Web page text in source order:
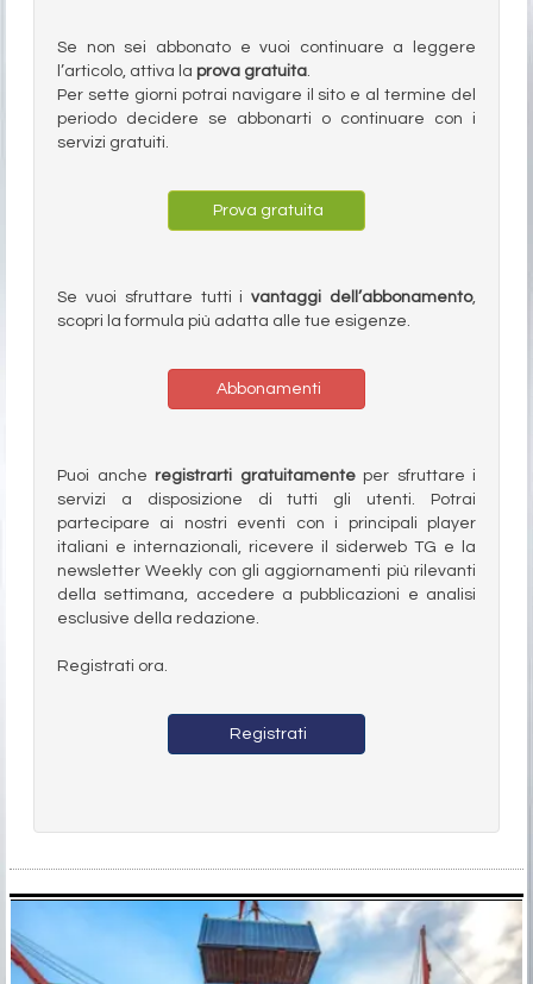
Se non sei abbonato e vuoi continuare a leggere
l’articolo, attiva la prova gratuita.
Per sette giorni potrai navigare il sito e al termine del
periodo decidere se abbonarti o continuare con i
servizi gratuiti.
Prova gratuita
Se vuoi sfruttare tutti ivantaggi dell’abbonamento,
scopri la formula più adatta alle tue esigenze.
Abbonamenti
Puoi anche registrarti gratuitamenteper sfruttare i
servizi a disposizione di tutti gli utenti. Potrai
partecipare ai nostri eventi con i principali player
italiani e internazionali, ricevere il siderweb TG e la
newsletter Weekly con gli aggiornamenti più rilevanti
della settimana, accedere a pubblicazioni e analisi
esclusive della redazione.
Registrati ora.
Registrati